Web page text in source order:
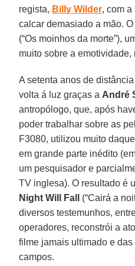
regista, Billy Wilder, com
calcar demasiado a mão.
(“Os moinhos da morte”),
muito sobre a emotividade,
A setenta anos de
volta á luz graças a André
antropólogo, que, após
poder trabalhar sobre as
F3080, utilizou muito
em grande parte inédito
um pesquisador e
TV inglesa). O resultado é
Night Will Fall
(“Cairá a
diversos testemunhos,
operadores, reconstrói a
filme jamais ultimado e
campos.